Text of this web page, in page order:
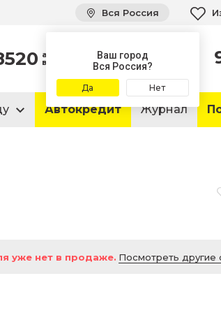
Вся Россия
Ваш город
Вся Россия?
Да Нет
автомобилей
в продаже
Автокредит Журнал
уже нет в продаже. Посмотреть другие